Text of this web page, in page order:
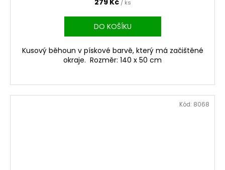
279 Kč / ks
DO KOŠÍKU
Kusový běhoun v pískové barvě, který má začištěné
okraje. Rozměr: 140 x 50 cm
Kód: 8068